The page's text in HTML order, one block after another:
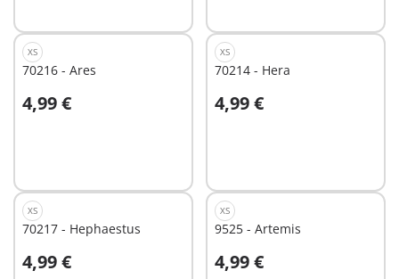
XS
70216 - Ares
4,99 €
In winkelwagen
XS
70214 - Hera
4,99 €
In winkelwagen
XS
70217 - Hephaestus
4,99 €
In winkelwagen
XS
9525 - Artemis
4,99 €
In winkelwagen